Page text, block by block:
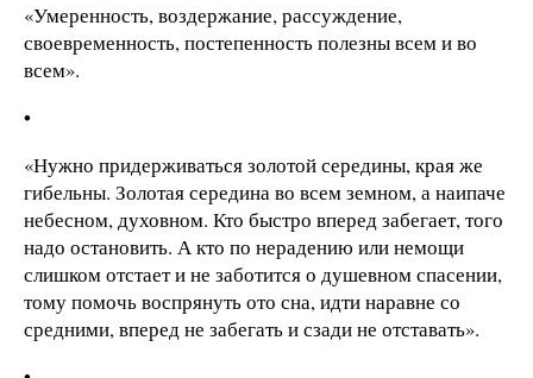
«Умеренность, воздержание, рассуждение,
своевременность, постепенность полезны всем и во
всем».
•
«Нужно придерживаться золотой середины, края же
гибельны. Золотая середина во всем земном, а наипаче
небесном, духовном. Кто быстро вперед забегает, того
надо остановить. А кто по нерадению или немощи
слишком отстает и не заботится о душевном спасении,
тому помочь воспрянуть ото сна, идти наравне со
средними, вперед не забегать и сзади не отставать».